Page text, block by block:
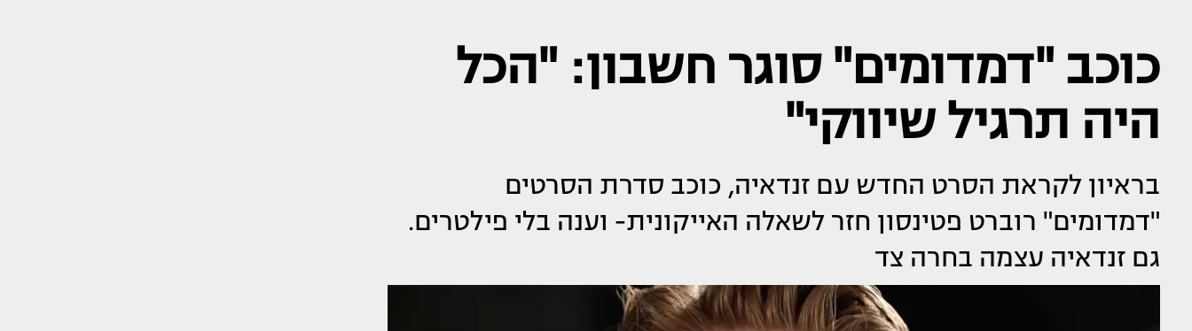
כוכב "דמדומים" סוגר חשבון: "הכל
היה תרגיל שיווקי"
בראיון לקראת הסרט החדש עם זנדאיה, כוכב סדרת הסרטים
"דמדומים" רוברט פטינסון חזר לשאלה האייקונית- וענה בלי פילטרים.
גם זנדאיה עצמה בחרה צד